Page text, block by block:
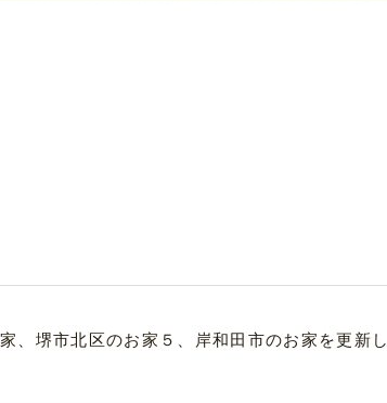
、堺市北区のお家５、岸和田市のお家を更新し